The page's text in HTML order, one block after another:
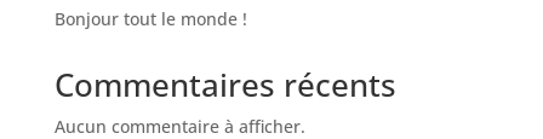
Bonjour tout le monde !
Commentaires récents
Aucun commentaire à afficher.